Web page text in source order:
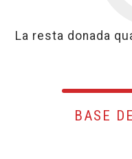
45% per
La resta donada
BASE